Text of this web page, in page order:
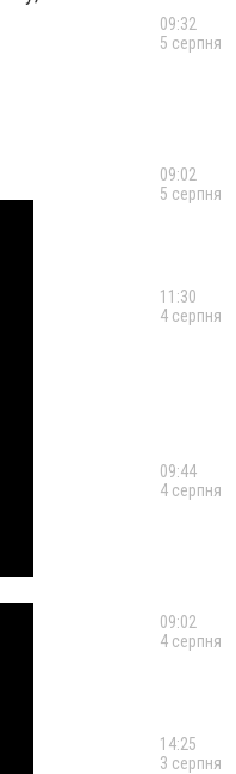
09:32
5 серпня
09:02
5 серпня
11:30
4 серпня
09:44
4 серпня
09:02
4 серпня
14:25
3 серпня